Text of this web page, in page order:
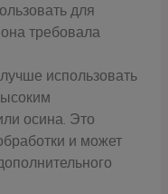
для
требовала
использовать
осина. Это
и может